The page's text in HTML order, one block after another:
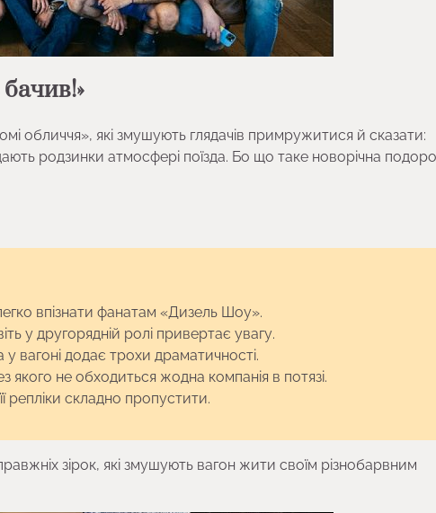
обличчя», які змушують глядачів примружитися й сказати:
родзинки атмосфері поїзда. Бо що таке новорічна
впізнати фанатам «Дизель Шоу».
у другорядній ролі привертає увагу.
вагоні додає трохи драматичності.
не обходиться жодна компанія в потязі.
репліки складно пропустити.
зірок, які змушують вагон жити своїм різнобарвним